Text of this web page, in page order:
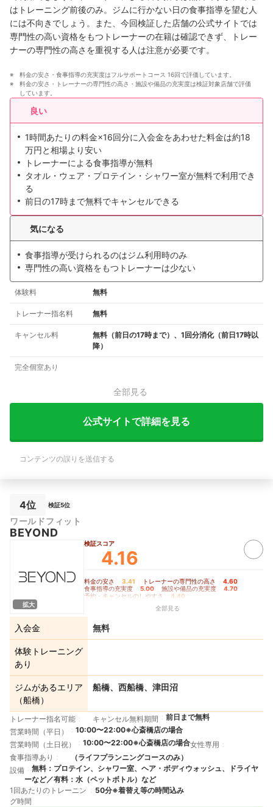
はトレーニング前後のみ。ジムに行かない日の食事指導を望む人
には不向きでしょう 。また、今回検証した店舗の公式サイトでは
専門性の高い資格をもつトレーナーの在籍は確認できず、トレー
ナーの専門性の高さを重視する人は注意が必要です。
料金の安さ・食事指導の充実度はフルサポートコース 16回で評価しています。
料金の安さ・トレーナーの専門性の高さ・施設や備品の充実度は検証対象店舗で評価
しています。
良い
1時間あたりの料金×16回分に入会金をあわせた料金は約18
万円と相場より安い
トレーナーによる食事指導が無料
タオル・ウェア・プロテイン・シャワー室が無料で利用でき
る
前日の17時まで無料でキャンセルできる
気になる
食事指導が受けられるのはジム利用時のみ
専門性の高い資格をもつトレーナーは少ない
体験料 無料
トレーナー指名料 無料
キャンセル料
無料（前日の17時まで）、1回分消化（前日17時以
降）
完全個室あり
全部見る
公式サイトで詳細を見る
コンテンツの誤りを送信する
4位 検証5位
ワールドフィット
BEYOND
拡大
検証スコア
4.16
料金の安さ 3.41 トレーナーの専門性の高さ 4.60
食事指導の充実度 5.00 施設や備品の充実度 4.70
予約・キャンセルのしやすさ
4.40
全部見る
入会金 無料
体験トレーニング
あり
ジムがあるエリア
（船橋）
船橋、西船橋、津田沼
トレーナー指名可能 キャンセル無料期間
前日まで無料
営業時間（平日）
10:00〜22:00※心斎橋店の場合
営業時間（土日祝）
10:00〜22:00※心斎橋店の場合女性専用
食事指導あり
（ライフプランニングコースのみ）
設備
無料：プロテイン、シャワー室、ヘア・ボディウォッシュ、ドライヤ
ーなど／有料：水（ペットボトル）など
1回あたりのトレーニン
グ時間
50分※着替え等の時間込み